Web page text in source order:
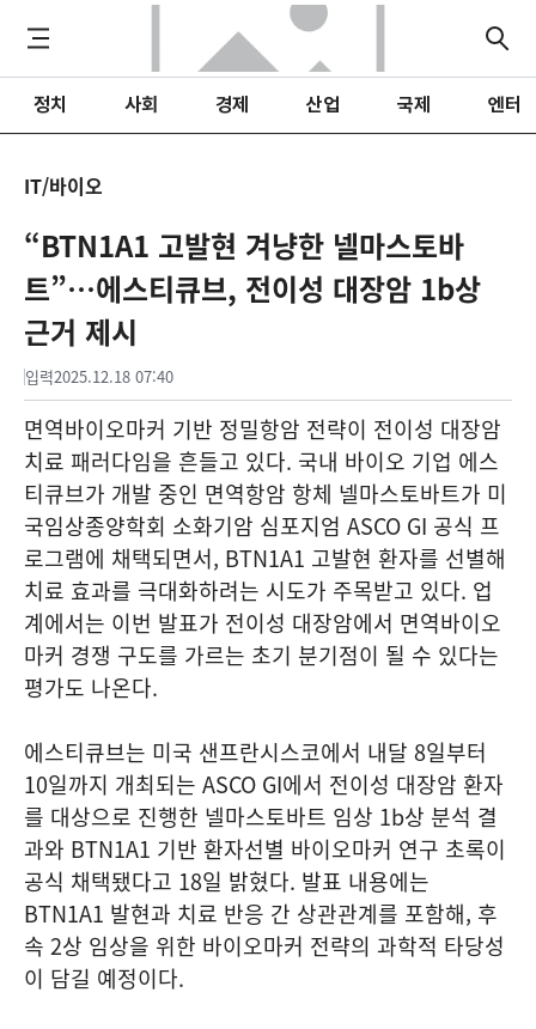
정치 사회 경제 산업 국제 엔터
IT/바이오
“BTN1A1 고발현 겨냥한 넬마스토바
트”…에스티큐브, 전이성 대장암 1b상
근거 제시
입력2025.12.18 07:40
면역바이오마커 기반 정밀항암 전략이 전이성 대장암
치료 패러다임을 흔들고 있다. 국내 바이오 기업 에스
티큐브가 개발 중인 면역항암 항체 넬마스토바트가 미
국임상종양학회 소화기암 심포지엄 ASCO GI 공식 프
로그램에 채택되면서, BTN1A1 고발현 환자를 선별해
치료 효과를 극대화하려는 시도가 주목받고 있다. 업
계에서는 이번 발표가 전이성 대장암에서 면역바이오
마커 경쟁 구도를 가르는 초기 분기점이 될 수 있다는
평가도 나온다.
에스티큐브는 미국 샌프란시스코에서 내달 8일부터
10일까지 개최되는 ASCO GI에서 전이성 대장암 환자
를 대상으로 진행한 넬마스토바트 임상 1b상 분석 결
과와 BTN1A1 기반 환자선별 바이오마커 연구 초록이
공식 채택됐다고 18일 밝혔다. 발표 내용에는
BTN1A1 발현과 치료 반응 간 상관관계를 포함해, 후
속 2상 임상을 위한 바이오마커 전략의 과학적 타당성
이 담길 예정이다.